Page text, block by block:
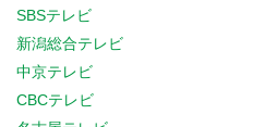
SBSテレビ
新潟総合テレビ
中京テレビ
CBCテレビ